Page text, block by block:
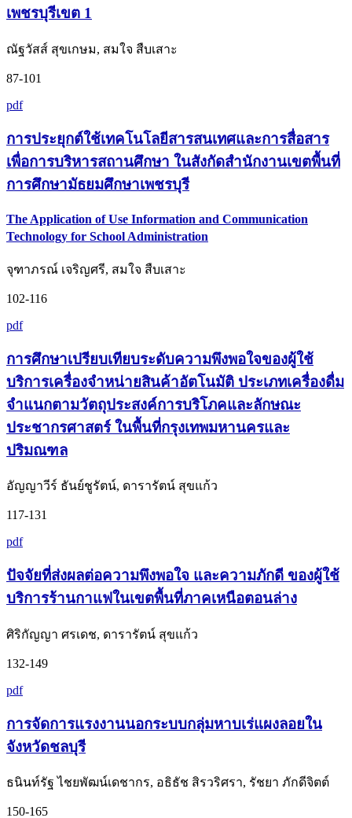
เพชรบุรีเขต 1
ณัฐวัสส์ สุขเกษม, สมใจ สืบเสาะ
87-101
pdf
การประยุกต์ใช้เทคโนโลยีสารสนเทศและการสื่อสาร
เพื่อการบริหารสถานศึกษา ในสังกัดสำนักงานเขตพื้นที่
การศึกษามัธยมศึกษาเพชรบุรี
The Application of Use Information and Communication
Technology for School Administration
จุฑาภรณ์ เจริญศรี, สมใจ สืบเสาะ
102-116
pdf
การศึกษาเปรียบเทียบระดับความพึงพอใจของผู้ใช้
บริการเครื่องจำหน่ายสินค้าอัตโนมัติ ประเภทเครื่องดื่ม
จำแนกตามวัตถุประสงค์การบริโภคและลักษณะ
ประชากรศาสตร์ ในพื้นที่กรุงเทพมหานครและ
ปริมณฑล
อัญญาวีร์ ธันย์ชูรัตน์, ดารารัตน์ สุขแก้ว
117-131
pdf
ปัจจัยที่ส่งผลต่อความพึงพอใจ และความภักดี ของผู้ใช้
บริการร้านกาแฟในเขตพื้นที่ภาคเหนือตอนล่าง
ศิริกัญญา ศรเดช, ดารารัตน์ สุขแก้ว
132-149
pdf
การจัดการแรงงานนอกระบบกลุ่มหาบเร่แผงลอยใน
จังหวัดชลบุรี
ธนินท์รัฐ ไชยพัฒน์เดชากร, อธิธัช สิรวริศรา, รัชยา ภักดีจิตต์
150-165